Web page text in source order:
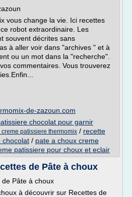
vous change la vie. Ici recettes
robot extraordinaire. Les
souvent décrites sans
à aller voir dans "archives " et à
ou un mot dans la "recherche".
commentaires. Vous trouverez
de-zazoun.com
chocolat pour garnir
patissiere thermomix / recette
chocolat / pate a choux creme
patissiere pour choux et eclair
de Pâte à choux
Pâte à choux
à découvrir sur Recettes de